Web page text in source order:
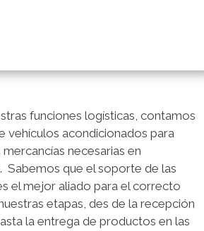
funciones logísticas, contamos
vehículos acondicionados para
necesarias en
Sabemos que el soporte de las
el mejor aliado para el correcto
etapas, des de la recepción
la entrega de productos en las